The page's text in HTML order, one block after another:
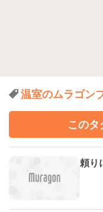
温室のムラゴン
この
頼り